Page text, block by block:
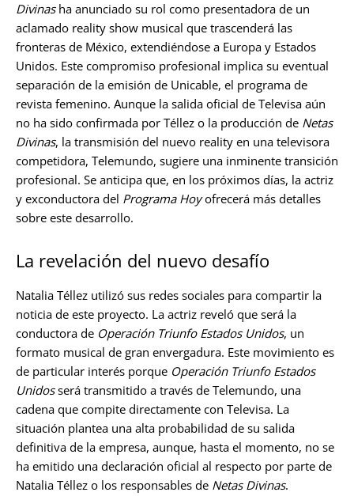
Divinasha anunciado su rol como presentadora de un
aclamado reality show musical que trascenderá las
fronteras de México, extendiéndose a Europa y Estados
Unidos. Este compromiso profesional implica su eventual
separación de la emisión de Unicable, el programa de
revista femenino. Aunque la salida oficial de Televisa aún
no ha sido confirmada por Téllez o la producción de Netas
Divinas, la transmisión del nuevo reality en una televisora
competidora, Telemundo, sugiere una inminente transición
profesional. Se anticipa que, en los próximos días, la actriz
y exconductora del Programa Hoyofrecerá más detalles
sobre este desarrollo.
La revelación del nuevo desafío
Natalia Téllez utilizó sus redes sociales para compartir la
noticia de este proyecto. La actriz reveló que será la
conductora de Operación Triunfo Estados Unidos, un
formato musical de gran envergadura. Este movimiento es
de particular interés porque Operación Triunfo Estados
Unidosserá transmitido a través de Telemundo, una
cadena que compite directamente con Televisa. La
situación plantea una alta probabilidad de su salida
definitiva de la empresa, aunque, hasta el momento, no se
ha emitido una declaración oficial al respecto por parte de
Natalia Téllez o los responsables de Netas Divinas.